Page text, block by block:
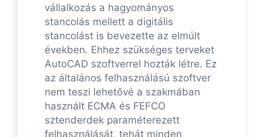
vállalkozás a hagyományos
stancolás mellett a digitális
stancolást is bevezette az elmúlt
években. Ehhez szükséges terveket
AutoCAD szoftverrel hozták létre. Ez
az általános felhasználású szoftver
nem teszi lehetővé a szakmában
használt ECMA és FEFCO
sztenderdek paraméterezett
felhasználását, tehát minden